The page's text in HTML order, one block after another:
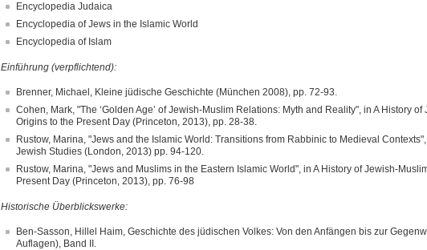
Encyclopedia Judaica
Encyclopedia of Jews in the Islamic World
Encyclopedia of Islam
Einführung (verpflichtend):
Brenner, Michael, Kleine jüdische Geschichte (München 2008), pp. 72-93.
Cohen, Mark, "The ‘Golden Age’ of Jewish-Muslim Relations: Myth and Reality", in A History
Origins to the Present Day (Princeton, 2013), pp. 28-38.
Rustow, Marina, "Jews and the Islamic World: Transitions from Rabbinic to Medieval
Jewish Studies (London, 2013) pp. 94-120.
Rustow, Marina, "Jews and Muslims in the Eastern Islamic World", in A History of Jewish-
Present Day (Princeton, 2013), pp. 76-98
Historische Überblickswerke:
Ben-Sasson, Hillel Haim, Geschichte des jüdischen Volkes: Von den Anfängen bis zur
Auflagen), Band II.